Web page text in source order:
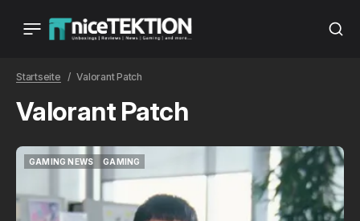
Startseite Valorant Patch
Valorant Patch
GAMING NEWS
GAMING